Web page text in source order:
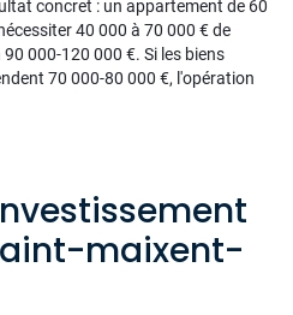
concret : un appartement de 60
40 000 à 70 000 € de
000-120 000 €. Si les biens
70 000-80 000 €, l'opération
maixent-